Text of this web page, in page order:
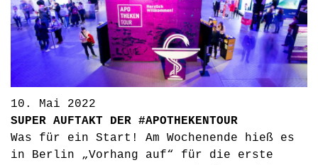
10. Mai 2022
SUPER AUFTAKT DER #APOTHEKENTOUR
Was für ein Start! Am Wochenende hieß es
in Berlin „Vorhang auf“ für die erste